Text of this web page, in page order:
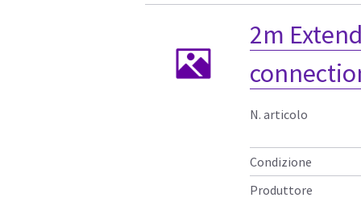
2m
N. articolo
Condizione
Produttore